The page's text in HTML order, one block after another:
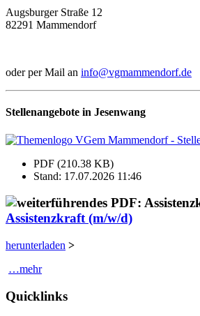
Augsburger Straße 12
82291 Mammendorf
oder per Mail an info@vgmammendorf.de
Stellenangebote in Jesenwang
PDF (210.38 KB)
Stand: 17.07.2026 11:46
Assistenzkraft (m/w/d)
herunterladen >
…mehr
Quicklinks